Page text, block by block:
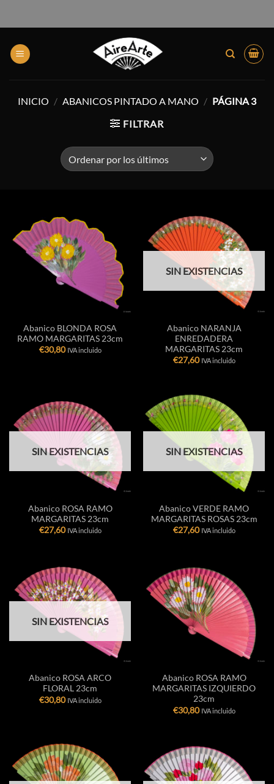
INICIO / ABANICOS PINTADO A MANO / PÁGINA 3
FILTRAR
Abanico BLONDA ROSA
RAMO MARGARITAS 23cm
€30,80 IVA incluido
SIN EXISTENCIAS
Abanico NARANJA
ENREDADERA
MARGARITAS 23cm
€27,60 IVA incluido
SIN EXISTENCIAS
Abanico ROSA RAMO
MARGARITAS 23cm
€27,60 IVA incluido
SIN EXISTENCIAS
Abanico VERDE RAMO
MARGARITAS ROSAS 23cm
€27,60 IVA incluido
SIN EXISTENCIAS
Abanico ROSA ARCO
FLORAL 23cm
€30,80 IVA incluido
Abanico ROSA RAMO
MARGARITAS IZQUIERDO
23cm
€30,80 IVA incluido